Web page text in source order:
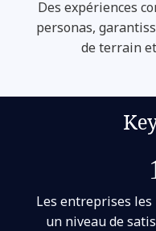
Des expériences
personas,
de terrain
Les entreprises
un niveau de